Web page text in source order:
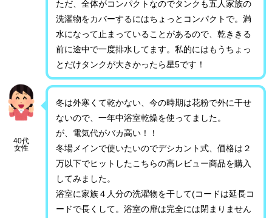
ただ、全体がコンパクトなのでタンクも五人家族の
洗濯物をカバーするにはちょっとコンパクトで。満
水になって止まっていることがあるので、乾ききる
前に途中で一度排水してます。私的にはもうちょっ
とだけタンクが大きかったら星5です！
40代
女性
冬は外寒くて乾かない、今の時期は花粉で外に干せ
ないので、一年中浴室乾燥を使ってました。
が、電気代がバカ高い！！
冬場メインで使いたいのでデシカント式、価格は２
万以下でヒットしたこちらの高レビュー商品を購入
してみました。
浴室に家族４人分の洗濯物を干して(コードは延長コ
ードで長くして。浴室の扉は完全には閉まりません